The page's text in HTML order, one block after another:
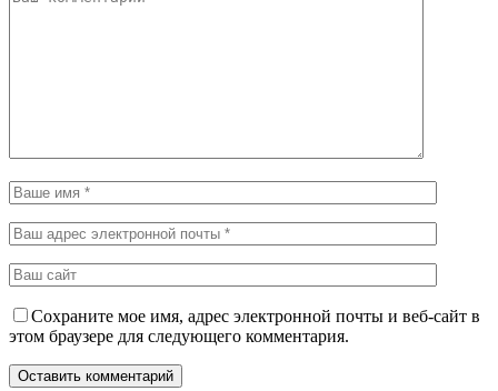
Сохраните мое имя, адрес электронной почты и веб-сайт в
этом браузере для следующего комментария.